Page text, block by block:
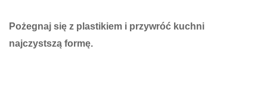
Pożegnaj się z plastikiem i przywróć kuchni
najczystszą formę.